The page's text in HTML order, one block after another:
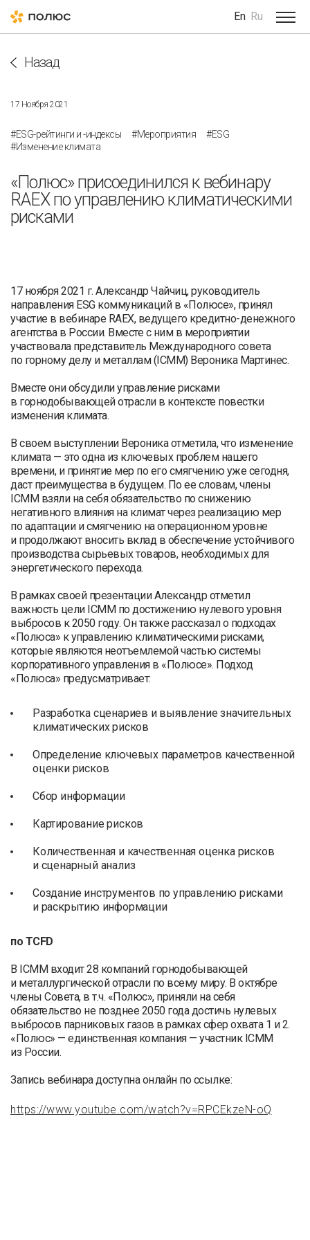
En Ru
Назад
17 Ноября 2021
#ESG-рейтинги и -индексы #Мероприятия
#ESG
#Изменение климата
«Полюс» присоединился к вебинару
RAEX по управлению климатическими
рисками
17 ноября 2021 г. Александр Чайчиц, руководитель
направления ESG коммуникаций в «Полюсе», принял
участие в вебинаре RAEX, ведущего кредитно-денежного
агентства в России. Вместе с ним в мероприятии
участвовала представитель Международного совета
по горному делу и металлам (ICMM) Вероника Мартинес.
Вместе они обсудили управление рисками
в горнодобывающей отрасли в контексте повестки
изменения климата.
В своем выступлении Вероника отметила, что изменение
климата — это одна из ключевых проблем нашего
времени, и принятие мер по его смягчению уже сегодня,
даст преимущества в будущем. По ее словам, члены
ICMM взяли на себя обязательство по снижению
негативного влияния на климат через реализацию мер
по адаптации и смягчению на операционном уровне
и продолжают вносить вклад в обеспечение устойчивого
производства сырьевых товаров, необходимых для
энергетического перехода.
В рамках своей презентации Александр отметил
важность цели ICMM по достижению нулевого уровня
выбросов к 2050 году. Он также рассказал о подходах
«Полюса» к управлению климатическими рисками,
которые являются неотъемлемой частью системы
корпоративного управления в «Полюсе». Подход
«Полюса» предусматривает:
Разработка сценариев и выявление значительных
климатических рисков
Определение ключевых параметров качественной
оценки рисков
Сбор информации
Картирование рисков
Количественная и качественная оценка рисков
и сценарный анализ
Создание инструментов по управлению рисками
и раскрытию информации
по TCFD
В ICMM входит 28 компаний горнодобывающей
и металлургической отрасли по всему миру. В октябре
члены Совета, в т.ч. «Полюс», приняли на себя
обязательство не позднее 2050 года достичь нулевых
выбросов парниковых газов в рамках сфер охвата 1 и 2.
«Полюс» — единственная компания — участник ICMM
из России.
Запись вебинара доступна онлайн по ссылке:
https://www.youtube.com/watch?v=RPCEkzeN-oQ